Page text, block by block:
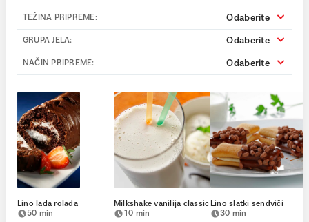
TEŽINA PRIPREME: Odaberite
GRUPA JELA: Odaberite
NAČIN PRIPREME: Odaberite
Lino lada rolada
50 min
Milkshake vanilija classic
10 min
Lino slatki sendviči
30 min